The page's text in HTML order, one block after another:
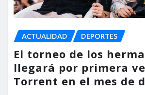
ACTUALIDAD DEPORTES
El torneo de los
llegará por primera
Torrent en el mes de